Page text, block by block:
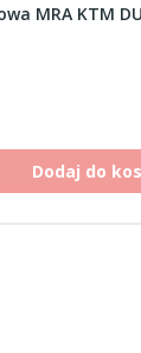
MRA KTM
Dodaj do